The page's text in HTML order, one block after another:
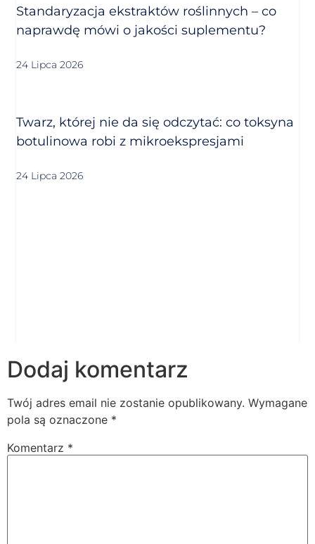
Standaryzacja ekstraktów roślinnych – co
naprawdę mówi o jakości suplementu?
24 Lipca 2026
Twarz, której nie da się odczytać: co toksyna
botulinowa robi z mikroekspresjami
24 Lipca 2026
Dodaj komentarz
Twój adres email nie zostanie opublikowany. Wymagane
pola są oznaczone *
Komentarz *